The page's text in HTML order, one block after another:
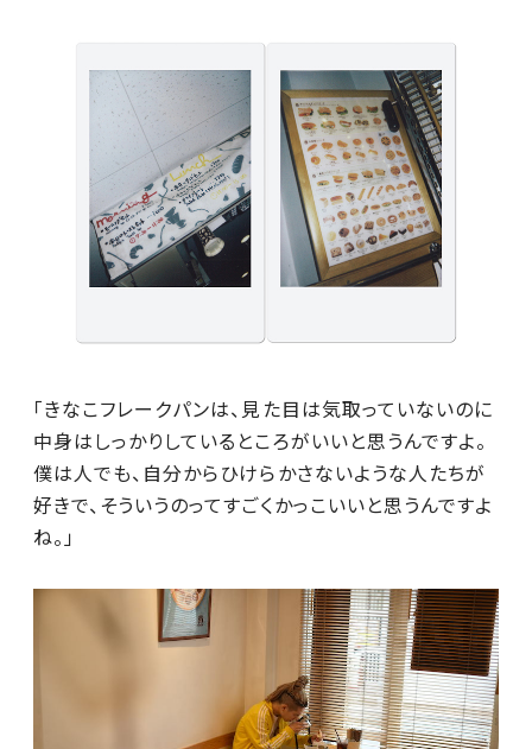
「きなこフレークパンは、見た目は気取っていないのに
中身はしっかりしているところがいいと思うんですよ。
僕は人でも、自分からひけらかさないような人たちが
好きで、そういうのってすごくかっこいいと思うんですよ
ね。」